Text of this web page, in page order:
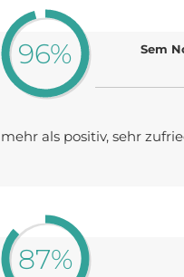
96%
Sem
mehr als positiv, sehr
87%